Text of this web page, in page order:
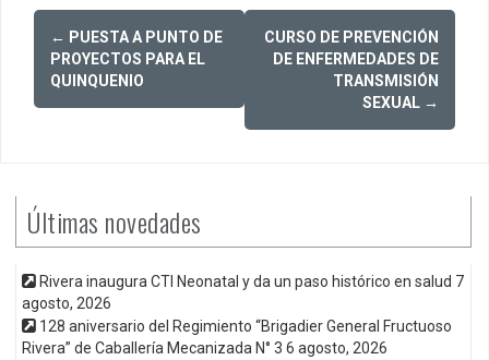
Post
navigation
← PUESTA A PUNTO DE
PROYECTOS PARA EL
QUINQUENIO
CURSO DE PREVENCIÓN
DE ENFERMEDADES DE
TRANSMISIÓN
SEXUAL →
Últimas novedades
Rivera inaugura CTI Neonatal y da un paso histórico en salud 7
agosto, 2026
128 aniversario del Regimiento “Brigadier General Fructuoso
Rivera” de Caballería Mecanizada N° 3 6 agosto, 2026